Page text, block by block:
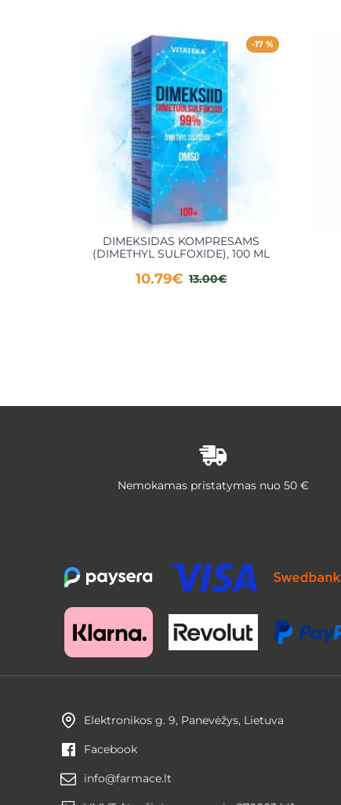
-17 %
DIMEKSIDAS KOMPRESAMS
(DIMETHYL SULFOXIDE), 100 ML
10.79€ 13.00€
Nemokamas pristatymas nuo 50 €
Elektronikos g. 9, Panevėžys, Lietuva
Facebook
info@farmace.lt